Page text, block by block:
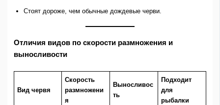
Стоят дороже, чем обычные дождевые черви.
Отличия видов по скорости размножения и
выносливости
Вид червя
Скорость
размножени
я
Выносливос
ть
Подходит
для
рыбалки